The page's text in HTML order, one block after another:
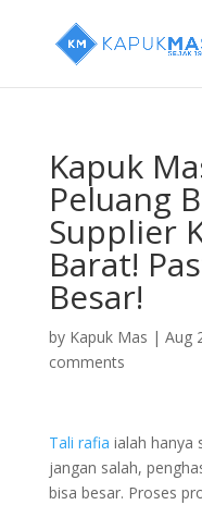
Kapuk
Peluang
Supplier
Barat!
Besar!
by Kapuk Mas | Aug
comments
Tali rafia ialah hanya
jangan salah,
bisa besar. Proses